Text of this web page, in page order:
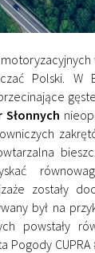
Polski. W
zostały
był na
powstały
Pogody